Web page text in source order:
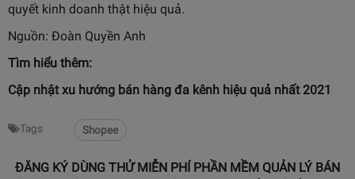
quyết kinh doanh thật hiệu quả.
Nguồn: Đoàn Quyền Anh
Tìm hiểu thêm:
Cập nhậtxu hướng bán hàng đa kênh hiệu quả nhất 2021
Tags Shopee
ĐĂNG KÝ DÙNG THỬ MIỄN PHÍ PHẦN MỀM QUẢN LÝ BÁN